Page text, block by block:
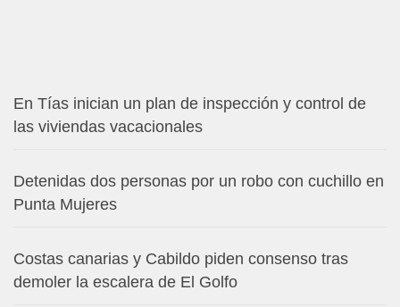
En Tías inician un plan de inspección y control de
las viviendas vacacionales
Detenidas dos personas por un robo con cuchillo en
Punta Mujeres
Costas canarias y Cabildo piden consenso tras
demoler la escalera de El Golfo